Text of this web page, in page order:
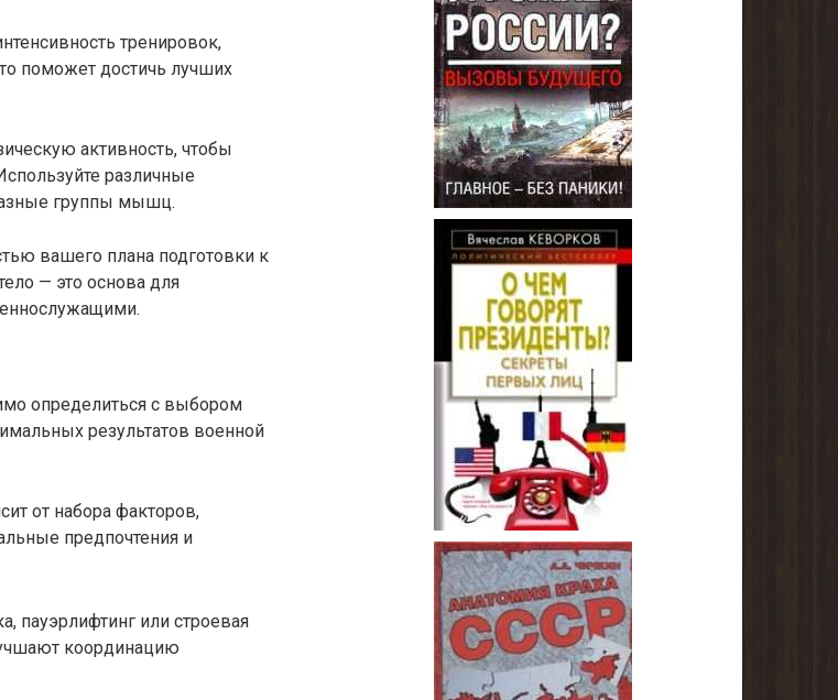
тренировок,
поможет достичь лучших
активность, чтобы
различные
группы мышц.
вашего плана подготовки к
— это основа для
определиться с выбором
результатов военной
от набора факторов,
предпочтения и
пауэрлифтинг или строевая
координацию